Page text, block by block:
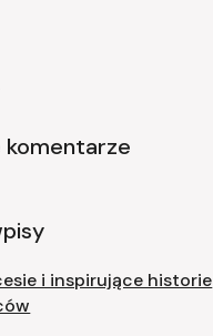
komentarze
i inspirujące historie